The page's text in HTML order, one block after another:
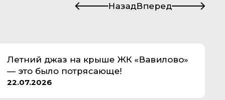
НазадВперед
Летний джаз на крыше ЖК «Вавилово»
— это было потрясающе!
22.07.2026